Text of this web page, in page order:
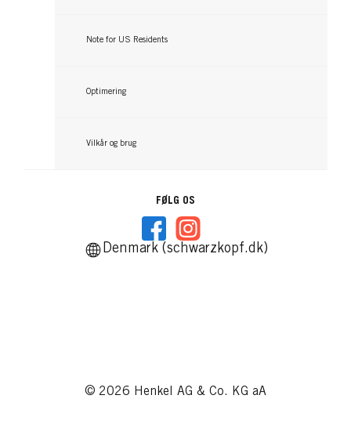
Note for US Residents
Optimering
Vilkår og brug
FØLG OS
Denmark (schwarzkopf.dk)
© 2026 Henkel AG & Co. KG aA